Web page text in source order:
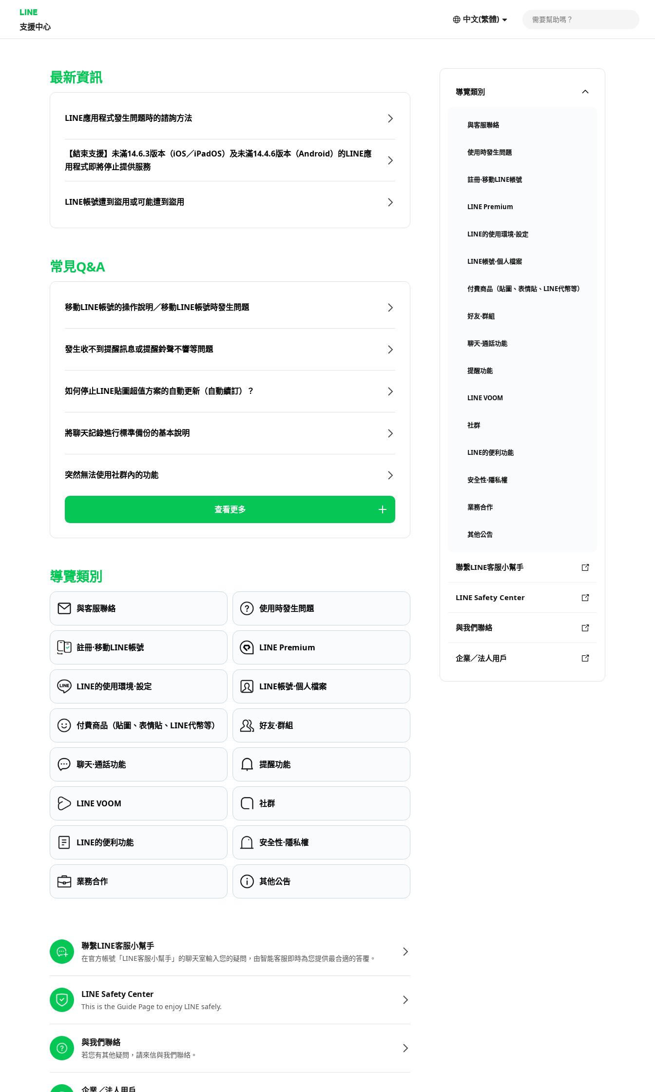
LINE
支援中心
中文(繁體)
導覽類別
與客服聯絡
使用時發生問題
註冊⋅移動LINE帳號
LINE Premium
LINE的使用環境⋅設定
LINE帳號⋅個人檔案
付費商品（貼圖、表情貼、LINE代幣等）
好友⋅群組
聊天⋅通話功能
提醒功能
LINE VOOM
社群
LINE的便利功能
安全性⋅隱私權
業務合作
其他公告
聯繫LINE客服小幫手
LINE Safety Center
與我們聯絡
企業／法人用戶
最新資訊
LINE應用程式發生問題時的諮詢方法
【結束支援】未滿14.6.3版本（iOS／iPadOS）及未滿14.4.6版本（Android）的LINE應
用程式即將停止提供服務
LINE帳號遭到盜用或可能遭到盜用
常見Q&A
移動LINE帳號的操作說明／移動LINE帳號時發生問題
發生收不到提醒訊息或提醒鈴聲不響等問題
如何停止LINE貼圖超值方案的自動更新（自動續訂）？
將聊天記錄進行標準備份的基本說明
突然無法使用社群內的功能
查看更多
導覽類別
與客服聯絡 使用時發生問題
註冊⋅移動LINE帳號 LINE Premium
LINE的使用環境⋅設定 LINE帳號⋅個人檔案
付費商品（貼圖、表情貼、LINE代幣等） 好友⋅群組
聊天⋅通話功能 提醒功能
LINE VOOM 社群
LINE的便利功能 安全性⋅隱私權
業務合作 其他公告
聯繫LINE客服小幫手
在官方帳號「LINE客服小幫手」的聊天室輸入您的疑問，由智能客服即時為您提供最合適的答覆。
LINE Safety Center
This is the Guide Page to enjoy LINE safely.
與我們聯絡
若您有其他疑問，請來信與我們聯絡。